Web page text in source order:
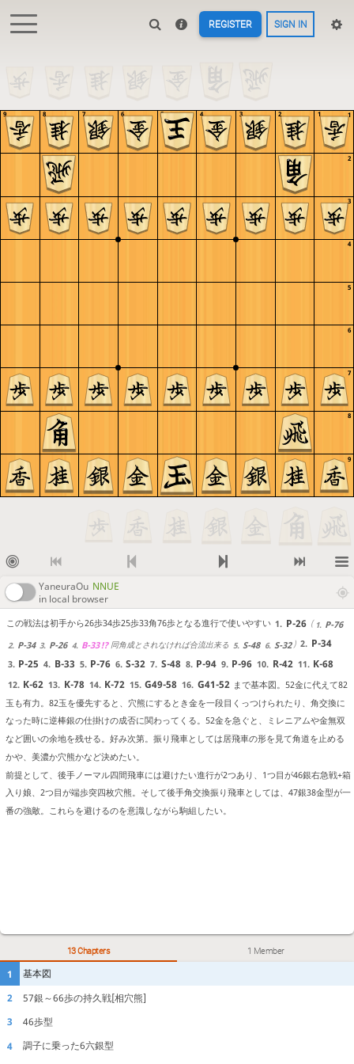
REGISTER SIGN IN
9
8
7
6
5
4
3
2
1
9 8 7 6 5 4 3 2 1
YaneuraOu NNUE
in local browser
この戦法は初手から26歩34歩25歩33角76歩となる進行で使いやすい 1. P-26 1. P-76
2. P-34 3. P-26 4. B-33!? 同角成とされなければ合流出来る 5. S-48 6. S-32 2. P-34
3. P-25 4. B-33 5. P-76 6. S-32 7. S-48 8. P-94 9. P-96 10. R-42 11. K-68
12. K-62 13. K-78 14. K-72 15. G49-58 16. G41-52 まで基本図。52金に代えて82
玉も有力。82玉を優先すると、穴熊にするとき金を一段目くっつけられたり、角交換に
なった時に逆棒銀の仕掛けの成否に関わってくる。52金を急ぐと、ミレニアムや金無双
など囲いの余地を残せる。好み次第。振り飛車としては居飛車の形を見て角道を止める
かや、美濃か穴熊かなど決めたい。
前提として、後手ノーマル四間飛車には避けたい進行が2つあり、1つ目が46銀右急戦+箱
入り娘、2つ目が端歩突四枚穴熊。そして後手角交換振り飛車としては、47銀38金型が一
番の強敵。これらを避けるのを意識しながら駒組したい。
13 Chapters 1 Member
1
基本図
2
57銀～66歩の持久戦[相穴熊]
3
46歩型
4
調子に乗った6六銀型